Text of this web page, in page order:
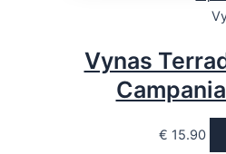
Vynas
€ 15.90